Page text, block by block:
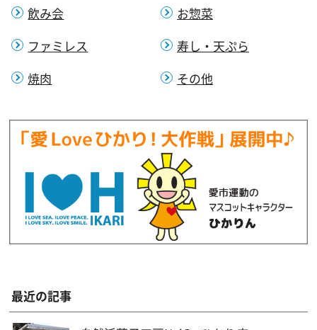
飲み会
お惣菜
ファミレス
寿し・天ぷら
焼肉
その他
最近の記事